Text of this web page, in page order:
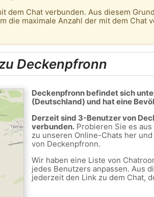
dem Chat verbunden. Aus diesem
die maximale Anzahl der mit dem Chat
Deckenpfronn
Deckenpfronn befindet sich
(Deutschland) und hat eine
Derzeit sind 3-Benutzer von
verbunden.Probieren Sie es
zu unseren Online-Chats her
von Deckenpfronn.
Wir haben eine Liste von
jedes Benutzers anpassen. Aus
jederzeit den Link zu dem Chat,